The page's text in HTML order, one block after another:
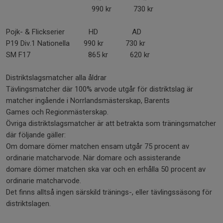
990 kr 730 kr
Pojk- & Flickserier HD AD
P19 Div.1 Nationella 990 kr 730 kr
SM F17 865 kr 620 kr
Distriktslagsmatcher alla åldrar
Tävlingsmatcher där 100% arvode utgår för distriktslag är
matcher ingående i Norrlandsmästerskap, Barents
Games och Regionmästerskap.
Övriga distriktslagsmatcher är att betrakta som träningsmatcher
där följande gäller:
Om domare dömer matchen ensam utgår 75 procent av
ordinarie matcharvode. När domare och assisterande
domare dömer matchen ska var och en erhålla 50 procent av
ordinarie matcharvode.
Det finns alltså ingen särskild tränings-, eller tävlingssäsong för
distriktslagen.